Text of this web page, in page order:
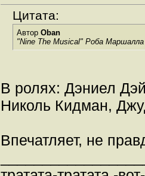
Цитата:
Автор Oban
"Nine The Musical" Роба
В ролях: Дэниел
Николь Кидман,
Впечатляет, не